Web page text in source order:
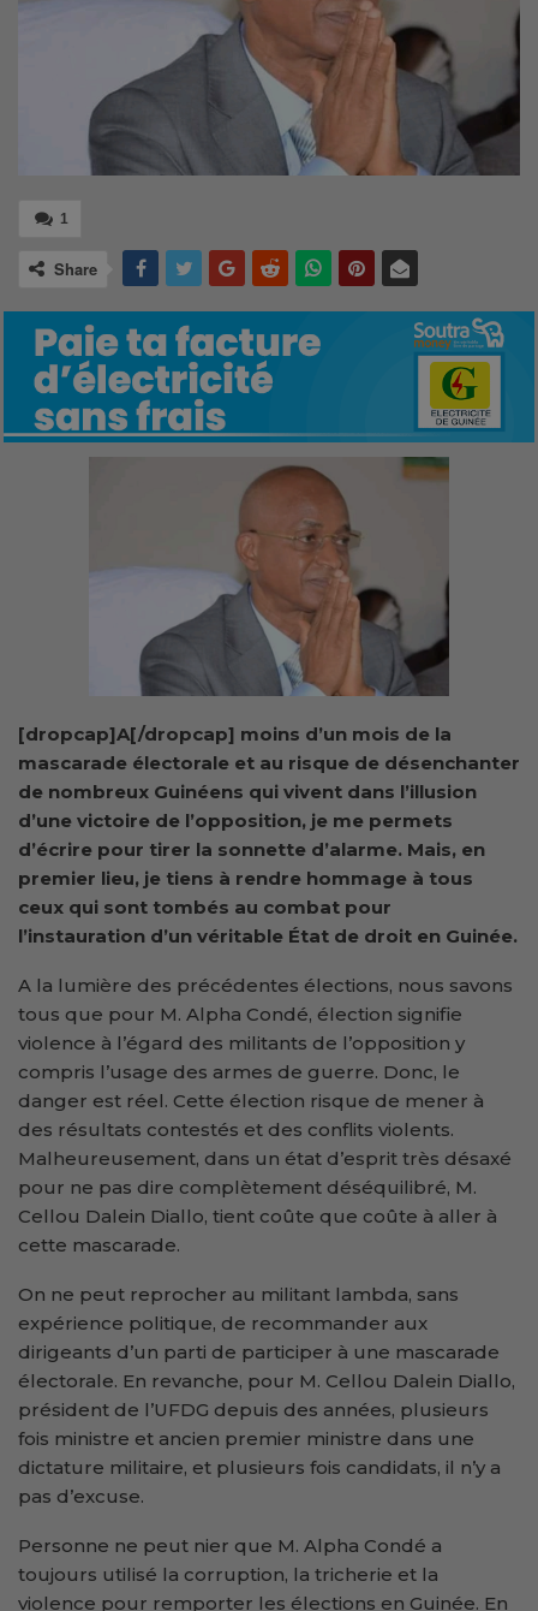
1
Share
[dropcap]A[/dropcap] moins d’un mois de la
mascarade électorale et au risque de désenchanter
de nombreux Guinéens qui vivent dans l’illusion
d’une victoire de l’opposition, je me permets
d’écrire pour tirer la sonnette d’alarme. Mais, en
premier lieu, je tiens à rendre hommage à tous
ceux qui sont tombés au combat pour
l’instauration d’un véritable État de droit en Guinée.
A la lumière des précédentes élections, nous savons
tous que pour M. Alpha Condé, élection signifie
violence à l’égard des militants de l’opposition y
compris l’usage des armes de guerre. Donc, le
danger est réel. Cette élection risque de mener à
des résultats contestés et des conflits violents.
Malheureusement, dans un état d’esprit très désaxé
pour ne pas dire complètement déséquilibré, M.
Cellou Dalein Diallo, tient coûte que coûte à aller à
cette mascarade.
On ne peut reprocher au militant lambda, sans
expérience politique, de recommander aux
dirigeants d’un parti de participer à une mascarade
électorale. En revanche, pour M. Cellou Dalein Diallo,
président de l’UFDG depuis des années, plusieurs
fois ministre et ancien premier ministre dans une
dictature militaire, et plusieurs fois candidats, il n’y a
pas d’excuse.
Personne ne peut nier que M. Alpha Condé a
toujours utilisé la corruption, la tricherie et la
violence pour remporter les élections en Guinée. En